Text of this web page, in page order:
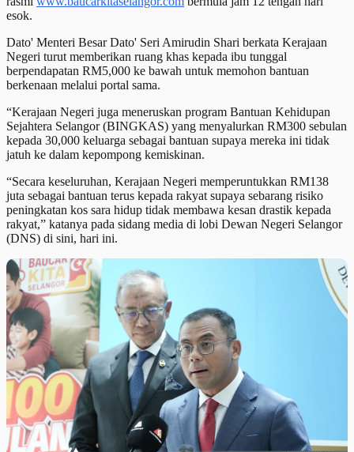
esok.
Dato' Menteri Besar Dato' Seri Amirudin Shari berkata Kerajaan
Negeri turut memberikan ruang khas kepada ibu tunggal
berpendapatan RM5,000 ke bawah untuk memohon bantuan
berkenaan melalui portal sama.
“Kerajaan Negeri juga meneruskan program Bantuan Kehidupan
Sejahtera Selangor (BINGKAS) yang menyalurkan RM300 sebulan
kepada 30,000 keluarga sebagai bantuan supaya mereka ini tidak
jatuh ke dalam kepompong kemiskinan.
“Secara keseluruhan, Kerajaan Negeri memperuntukkan RM138
juta sebagai bantuan terus kepada rakyat supaya sebarang risiko
peningkatan kos sara hidup tidak membawa kesan drastik kepada
rakyat,” katanya pada sidang media di lobi Dewan Negeri Selangor
(DNS) di sini, hari ini.